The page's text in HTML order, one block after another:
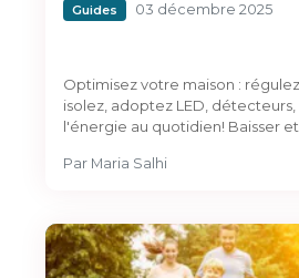
Guides 03 décembre 2025
Optimisez votre maison :
isolez, adoptez LED,
l'énergie au quotidien! Baisser
Par Maria Salhi